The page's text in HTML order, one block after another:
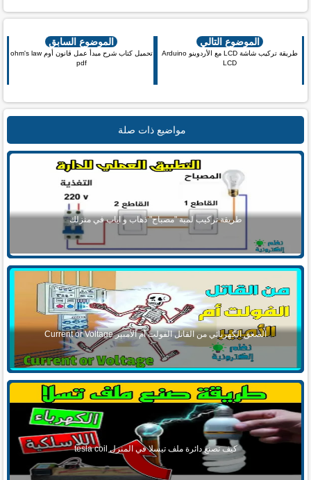
فيس بوك بنترست تويتر واتس اب لينكد ان
الموضوع التالي
طريقة تركيب شاشة LCD مع الأردوينو Arduino
LCD
الموضوع السابق
تحميل كتاب شرح مبدأ عمل قانون أوم ohm's law
pdf
مواضيع ذات صلة
طريقة تركيب لمبة "مصباح" ذهاب و اياب في منزلك
الصعق الكهربائي من القاتل الفولت أم الأمبير Current or Voltage
كيف تصنع دائرة ملف تيسلا في المنزل tesla coil